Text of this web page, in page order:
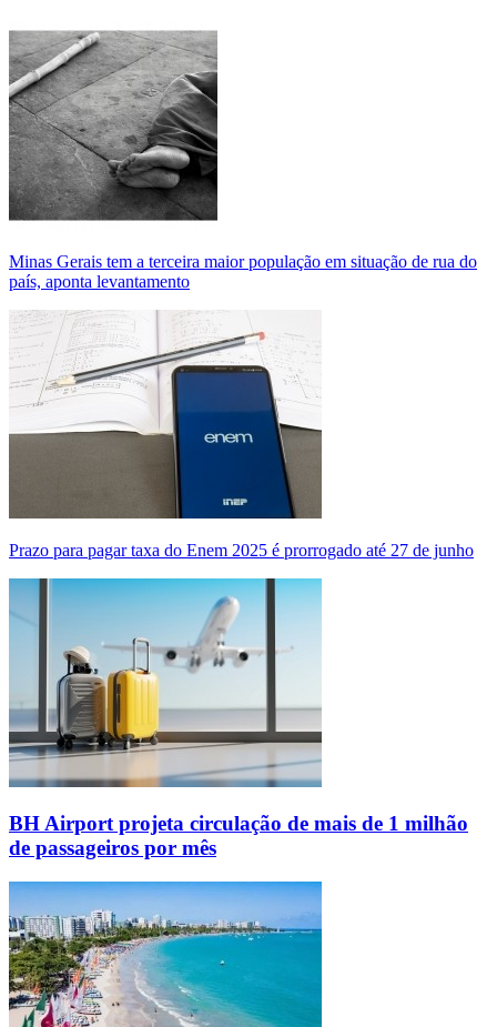
Minas Gerais tem a terceira maior população em situação de rua do
país, aponta levantamento
Prazo para pagar taxa do Enem 2025 é prorrogado até 27 de junho
BH Airport projeta circulação de mais de 1 milhão
de passageiros por mês